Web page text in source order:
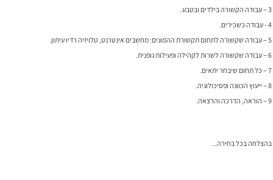
3 – עבודה הקשורה בילדים ובטבע.
4 - עבודה כשכירים.
5 – עבודה שקשורה לתחום תקשורת ההמונים: מחשבים אינטרנט, טלויזיה רדיו עיתון.
6 – עבודה שקשורה לשרות לקהילה ופעילות גופנית.
7 – כל תחום שיבחר יתאים.
8 – ייעוץ הכוונה ופסיכולוגיה.
9 – הוראה, הדרכה והרצאה.
בהצלחה בכל בחירה...